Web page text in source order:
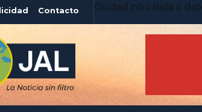
Contacto Ciudad no válida o